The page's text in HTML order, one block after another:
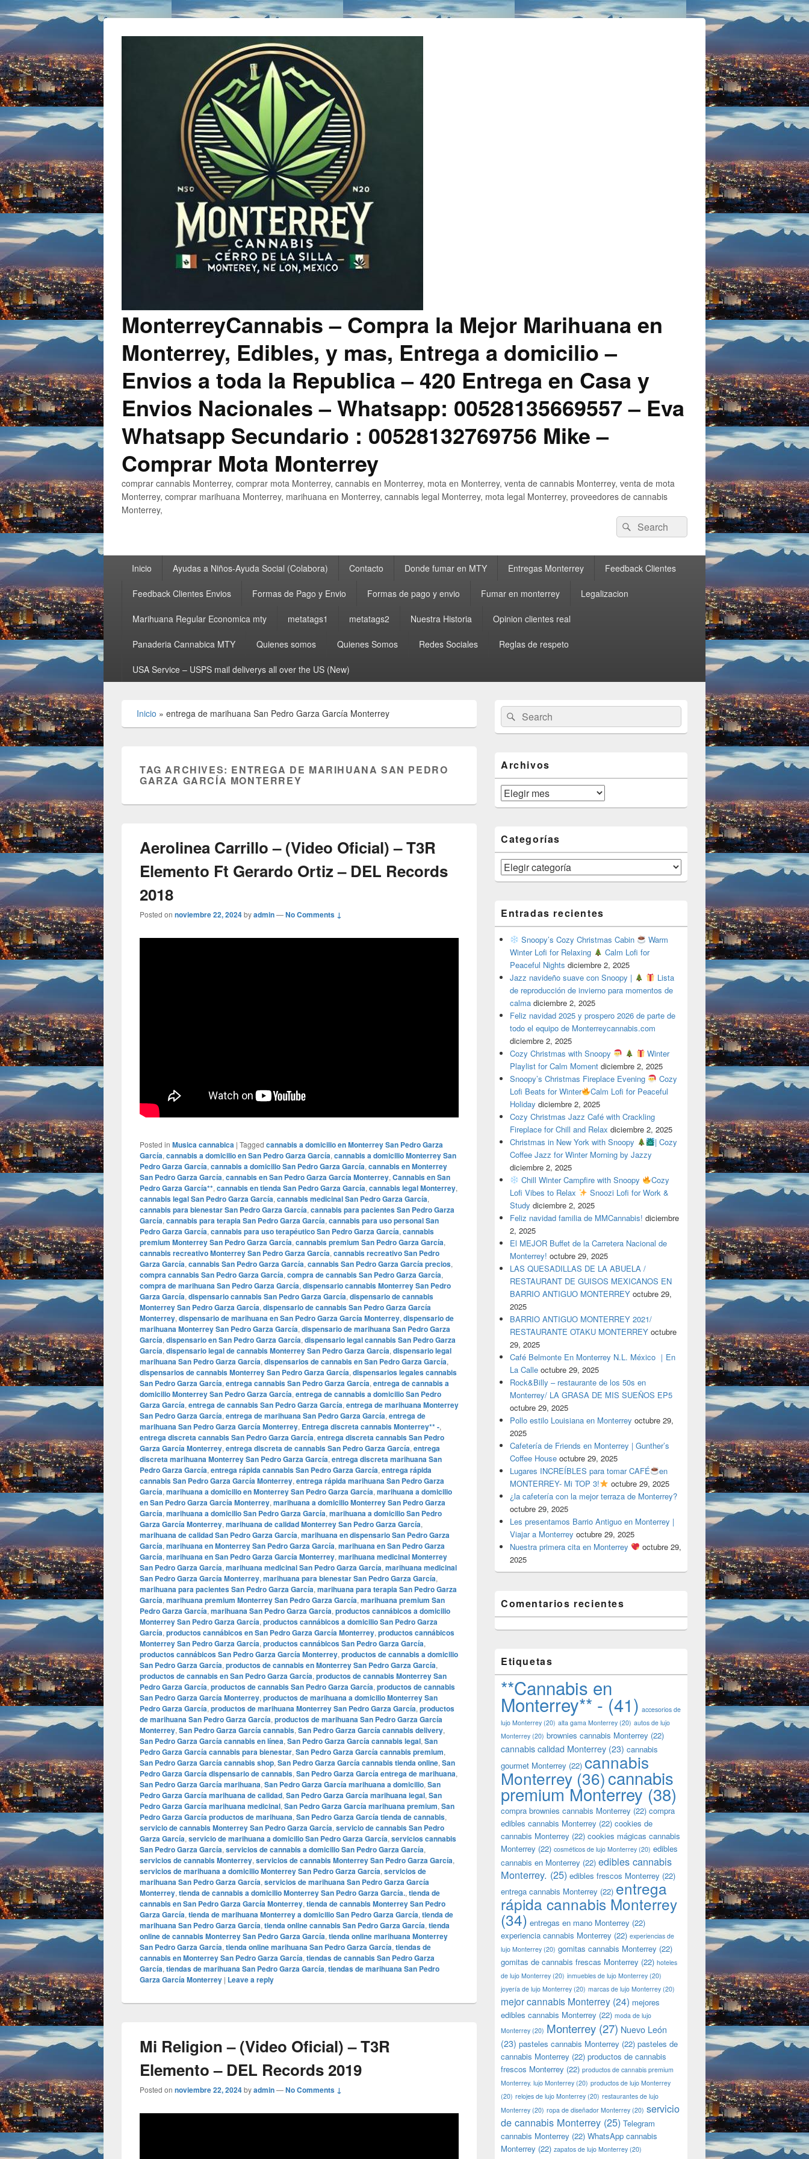
MonterreyCannabis – Compra la Mejor Marihuana en
Monterrey, Edibles, y mas, Entrega a domicilio –
Envios a toda la Republica – 420 Entrega en Casa y
Envios Nacionales – Whatsapp: 00528135669557 – Eva
Whatsapp Secundario : 00528132769756 Mike –
Comprar Mota Monterrey
comprar cannabis Monterrey, comprar mota Monterrey, cannabis en Monterrey, mota en Monterrey, venta de cannabis Monterrey, venta de mota
Monterrey, comprar marihuana Monterrey, marihuana en Monterrey, cannabis legal Monterrey, mota legal Monterrey, proveedores de cannabis
Monterrey,
Search
for:
Search
Inicio Ayudas a Niños-Ayuda Social (Colabora) Contacto Donde fumar en MTY Entregas Monterrey Feedback Clientes
Feedback Clientes Envios Formas de Pago y Envio Formas de pago y envio Fumar en monterrey Legalizacion
Marihuana Regular Economica mty metatags1 metatags2 Nuestra Historia Opinion clientes real
Panaderia Cannabica MTY Quienes somos Quienes Somos Redes Sociales Reglas de respeto
USA Service – USPS mail deliverys all over the US (New)
Inicio » entrega de marihuana San Pedro Garza García Monterrey
TAG ARCHIVES: ENTREGA DE MARIHUANA SAN PEDRO
GARZA GARCÍA MONTERREY
Aerolinea Carrillo – (Video Oficial) – T3R
Elemento Ft Gerardo Ortiz – DEL Records
2018
Posted on noviembre 22, 2024byadmin—No Comments ↓
Posted in Musica cannabica | Tagged cannabis a domicilio en Monterrey San Pedro Garza
García, cannabis a domicilio en San Pedro Garza García, cannabis a domicilio Monterrey San
Pedro Garza García, cannabis a domicilio San Pedro Garza García, cannabis en Monterrey
San Pedro Garza García, cannabis en San Pedro Garza García Monterrey, Cannabis en San
Pedro Garza García**, cannabis en tienda San Pedro Garza García, cannabis legal Monterrey,
cannabis legal San Pedro Garza García, cannabis medicinal San Pedro Garza García,
cannabis para bienestar San Pedro Garza García, cannabis para pacientes San Pedro Garza
García, cannabis para terapia San Pedro Garza García, cannabis para uso personal San
Pedro Garza García, cannabis para uso terapéutico San Pedro Garza García, cannabis
premium Monterrey San Pedro Garza García, cannabis premium San Pedro Garza García,
cannabis recreativo Monterrey San Pedro Garza García, cannabis recreativo San Pedro
Garza García, cannabis San Pedro Garza García, cannabis San Pedro Garza García precios,
compra cannabis San Pedro Garza García, compra de cannabis San Pedro Garza García,
compra de marihuana San Pedro Garza García, dispensario cannabis Monterrey San Pedro
Garza García, dispensario cannabis San Pedro Garza García, dispensario de cannabis
Monterrey San Pedro Garza García, dispensario de cannabis San Pedro Garza García
Monterrey, dispensario de marihuana en San Pedro Garza García Monterrey, dispensario de
marihuana Monterrey San Pedro Garza García, dispensario de marihuana San Pedro Garza
García, dispensario en San Pedro Garza García, dispensario legal cannabis San Pedro Garza
García, dispensario legal de cannabis Monterrey San Pedro Garza García, dispensario legal
marihuana San Pedro Garza García, dispensarios de cannabis en San Pedro Garza García,
dispensarios de cannabis Monterrey San Pedro Garza García, dispensarios legales cannabis
San Pedro Garza García, entrega cannabis San Pedro Garza García, entrega de cannabis a
domicilio Monterrey San Pedro Garza García, entrega de cannabis a domicilio San Pedro
Garza García, entrega de cannabis San Pedro Garza García, entrega de marihuana Monterrey
San Pedro Garza García, entrega de marihuana San Pedro Garza García, entrega de
marihuana San Pedro Garza García Monterrey, Entrega discreta cannabis Monterrey** -,
entrega discreta cannabis San Pedro Garza García, entrega discreta cannabis San Pedro
Garza García Monterrey, entrega discreta de cannabis San Pedro Garza García, entrega
discreta marihuana Monterrey San Pedro Garza García, entrega discreta marihuana San
Pedro Garza García, entrega rápida cannabis San Pedro Garza García, entrega rápida
cannabis San Pedro Garza García Monterrey, entrega rápida marihuana San Pedro Garza
García, marihuana a domicilio en Monterrey San Pedro Garza García, marihuana a domicilio
en San Pedro Garza García Monterrey, marihuana a domicilio Monterrey San Pedro Garza
García, marihuana a domicilio San Pedro Garza García, marihuana a domicilio San Pedro
Garza García Monterrey, marihuana de calidad Monterrey San Pedro Garza García,
marihuana de calidad San Pedro Garza García, marihuana en dispensario San Pedro Garza
García, marihuana en Monterrey San Pedro Garza García, marihuana en San Pedro Garza
García, marihuana en San Pedro Garza García Monterrey, marihuana medicinal Monterrey
San Pedro Garza García, marihuana medicinal San Pedro Garza García, marihuana medicinal
San Pedro Garza García Monterrey, marihuana para bienestar San Pedro Garza García,
marihuana para pacientes San Pedro Garza García, marihuana para terapia San Pedro Garza
García, marihuana premium Monterrey San Pedro Garza García, marihuana premium San
Pedro Garza García, marihuana San Pedro Garza García, productos cannábicos a domicilio
Monterrey San Pedro Garza García, productos cannábicos a domicilio San Pedro Garza
García, productos cannábicos en San Pedro Garza García Monterrey, productos cannábicos
Monterrey San Pedro Garza García, productos cannábicos San Pedro Garza García,
productos cannábicos San Pedro Garza García Monterrey, productos de cannabis a domicilio
San Pedro Garza García, productos de cannabis en Monterrey San Pedro Garza García,
productos de cannabis en San Pedro Garza García, productos de cannabis Monterrey San
Pedro Garza García, productos de cannabis San Pedro Garza García, productos de cannabis
San Pedro Garza García Monterrey, productos de marihuana a domicilio Monterrey San
Pedro Garza García, productos de marihuana Monterrey San Pedro Garza García, productos
de marihuana San Pedro Garza García, productos de marihuana San Pedro Garza García
Monterrey, San Pedro Garza García cannabis, San Pedro Garza García cannabis delivery,
San Pedro Garza García cannabis en línea, San Pedro Garza García cannabis legal, San
Pedro Garza García cannabis para bienestar, San Pedro Garza García cannabis premium,
San Pedro Garza García cannabis shop, San Pedro Garza García cannabis tienda online, San
Pedro Garza García dispensario de cannabis, San Pedro Garza García entrega de marihuana,
San Pedro Garza García marihuana, San Pedro Garza García marihuana a domicilio, San
Pedro Garza García marihuana de calidad, San Pedro Garza García marihuana legal, San
Pedro Garza García marihuana medicinal, San Pedro Garza García marihuana premium, San
Pedro Garza García productos de marihuana, San Pedro Garza García tienda de cannabis,
servicio de cannabis Monterrey San Pedro Garza García, servicio de cannabis San Pedro
Garza García, servicio de marihuana a domicilio San Pedro Garza García, servicios cannabis
San Pedro Garza García, servicios de cannabis a domicilio San Pedro Garza García,
servicios de cannabis Monterrey, servicios de cannabis Monterrey San Pedro Garza García,
servicios de marihuana a domicilio Monterrey San Pedro Garza García, servicios de
marihuana San Pedro Garza García, servicios de marihuana San Pedro Garza García
Monterrey, tienda de cannabis a domicilio Monterrey San Pedro Garza García., tienda de
cannabis en San Pedro Garza García Monterrey, tienda de cannabis Monterrey San Pedro
Garza García, tienda de marihuana Monterrey a domicilio San Pedro Garza García, tienda de
marihuana San Pedro Garza García, tienda online cannabis San Pedro Garza García, tienda
online de cannabis Monterrey San Pedro Garza García, tienda online marihuana Monterrey
San Pedro Garza García, tienda online marihuana San Pedro Garza García, tiendas de
cannabis en Monterrey San Pedro Garza García, tiendas de cannabis San Pedro Garza
García, tiendas de marihuana San Pedro Garza García, tiendas de marihuana San Pedro
Garza García Monterrey | Leave a reply
Mi Religion – (Video Oficial) – T3R
Elemento – DEL Records 2019
Posted on noviembre 22, 2024byadmin—No Comments ↓
Primary
Sidebar
Widget
Area
Search
for:
Search
Archivos
Archivos
Categorías
Categorías
Entradas recientes
Snoopy’s Cozy Christmas Cabin
Warm
Winter Lofi for Relaxing
Calm Lofi for
Peaceful Nights diciembre 2, 2025
Jazz navideño suave con Snoopy |
Lista
de reproducción de invierno para momentos de
calma diciembre 2, 2025
Feliz navidad 2025 y prospero 2026 de parte de
todo el equipo de Monterreycannabis.com
diciembre 2, 2025
Cozy Christmas with Snoopy
Winter
Playlist for Calm Moment diciembre 2, 2025
Snoopy’s Christmas Fireplace Evening
Cozy
Lofi Beats for Winter
Calm Lofi for Peaceful
Holiday diciembre 2, 2025
Cozy Christmas Jazz Café with Crackling
Fireplace for Chill and Relax diciembre 2, 2025
Christmas in New York with Snoopy
| Cozy
Coffee Jazz for Winter Morning by Jazzy
diciembre 2, 2025
Chill Winter Campfire with Snoopy
Cozy
Lofi Vibes to Relax
Snoozi Lofi for Work &
Study diciembre 2, 2025
Feliz navidad familia de MMCannabis! diciembre
2, 2025
El MEJOR Buffet de la Carretera Nacional de
Monterrey! octubre 29, 2025
LAS QUESADILLAS DE LA ABUELA /
RESTAURANT DE GUISOS MEXICANOS EN
BARRIO ANTIGUO MONTERREY octubre 29,
2025
BARRIO ANTIGUO MONTERREY 2021/
RESTAURANTE OTAKU MONTERREY octubre
29, 2025
Café Belmonte En Monterrey N.L. México ｜En
La Calle octubre 29, 2025
Rock&Billy – restaurante de los 50s en
Monterrey/ LA GRASA DE MIS SUEÑOS EP5
octubre 29, 2025
Pollo estilo Louisiana en Monterrey octubre 29,
2025
Cafetería de Friends en Monterrey | Gunther’s
Coffee House octubre 29, 2025
Lugares INCREÍBLES para tomar CAFÉ
en
MONTERREY- Mi TOP 3!
octubre 29, 2025
¿la cafetería con la mejor terraza de Monterrey?
octubre 29, 2025
Les presentamos Barrio Antiguo en Monterrey |
Viajar a Monterrey octubre 29, 2025
Nuestra primera cita en Monterrey
octubre 29,
2025
Comentarios recientes
Etiquetas
**Cannabis en
Monterrey** - (41) accesorios de
lujo Monterrey (20) alta gama Monterrey (20) autos de lujo
Monterrey (20) brownies cannabis Monterrey (22)
cannabis calidad Monterrey (23) cannabis
gourmet Monterrey (22) cannabis
Monterrey (36)cannabis
premium Monterrey (38)
compra brownies cannabis Monterrey (22) compra
edibles cannabis Monterrey (22) cookies de
cannabis Monterrey (22) cookies mágicas cannabis
Monterrey (22) cosméticos de lujo Monterrey (20) edibles
cannabis en Monterrey (22) edibles cannabis
Monterrey. (25) edibles frescos Monterrey (22)
entrega cannabis Monterrey (22) entrega
rápida cannabis Monterrey
(34) entregas en mano Monterrey (22)
experiencia cannabis Monterrey (22) experiencias de
lujo Monterrey (20) gomitas cannabis Monterrey (22)
gomitas de cannabis frescas Monterrey (22) hoteles
de lujo Monterrey (20) inmuebles de lujo Monterrey (20)
joyería de lujo Monterrey (20) marcas de lujo Monterrey (20)
mejor cannabis Monterrey (24) mejores
edibles cannabis Monterrey (22) moda de lujo
Monterrey (20) Monterrey (27) Nuevo León
(23) pasteles cannabis Monterrey (22) pasteles de
cannabis Monterrey (22) productos de cannabis
frescos Monterrey (22) productos de cannabis premium
Monterrey. lujo Monterrey (20) productos de lujo Monterrey
(20) relojes de lujo Monterrey (20) restaurantes de lujo
Monterrey (20) ropa de diseñador Monterrey (20) servicio
de cannabis Monterrey (25) Telegram
cannabis Monterrey (22) WhatsApp cannabis
Monterrey (22) zapatos de lujo Monterrey (20)